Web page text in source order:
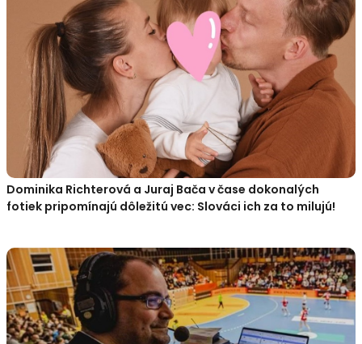
Dominika Richterová a Juraj Bača v čase dokonalých
fotiek pripomínajú dôležitú vec: Slováci ich za to milujú!